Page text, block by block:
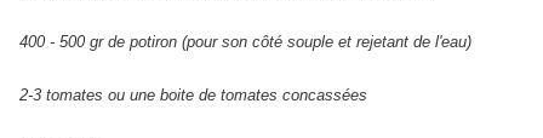
400 - 500 gr de potiron (pour son côté souple et rejetant de l'eau)
2-3 tomates ou une boite de tomates concassées